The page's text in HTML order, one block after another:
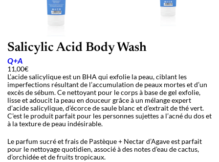
Salicylic Acid Body Wash
Q+A
11,00€
L’acide salicylique est un BHA qui exfolie la peau, ciblant les
imperfections résultant de l’accumulation de peaux mortes et d’un
excès de sébum. Ce nettoyant pour le corps à base de gel exfolie,
lisse et adoucit la peau en douceur grâce à un mélange expert
d’acide salicylique, d’écorce de saule blanc et d’extrait de thé vert.
C’est le produit parfait pour les personnes sujettes a l’acné du dos et
à la texture de peau indésirable.
Le parfum sucré et frais de Pastèque + Nectar d’Agave est parfait
pour le nettoyage quotidien, associé à des notes d’eau de cactus,
d’orchidée et de fruits tropicaux.